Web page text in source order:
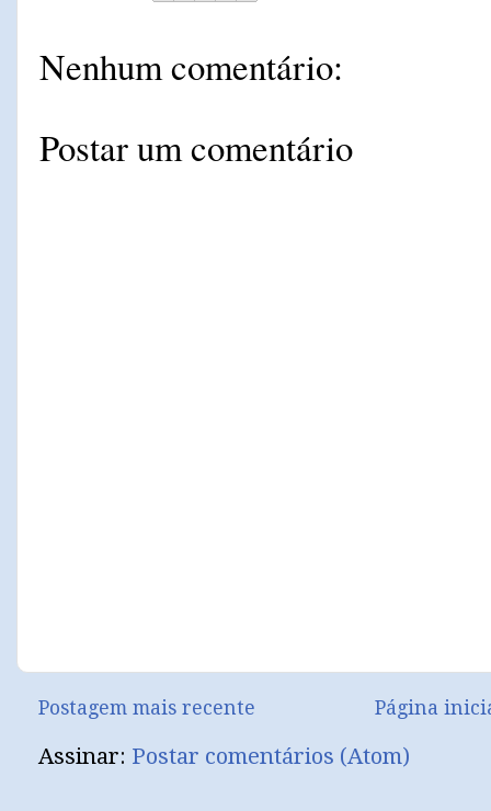
Nenhum comentário:
Postar um comentário
Postagem mais recente Página
Assinar: Postar comentários (Atom)